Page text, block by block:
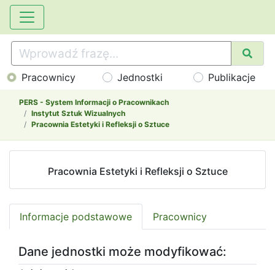
Pracownicy Jednostki Publikacje
PERS - System Informacji o Pracownikach
Instytut Sztuk Wizualnych
Pracownia Estetyki i Refleksji o Sztuce
Pracownia Estetyki i Refleksji o Sztuce
Informacje podstawowe Pracownicy
Dane jednostki może modyfikować: